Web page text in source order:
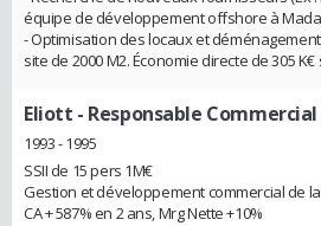
équipe de développement offshore à
- Optimisation des locaux et
site de 2000 M2. Économie directe de 305
Eliott - Responsable Commercial
1993 - 1995
SSII de 15 pers 1M€
Gestion et développement commercial de
CA + 587% en 2 ans, Mrg Nette +10%